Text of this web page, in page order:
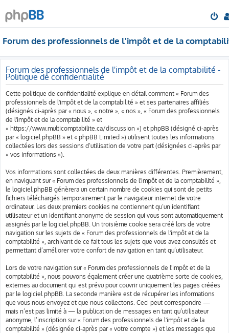
Forum des professionnels de l'impôt et de la
Forum des professionnels de l'impôt et de la comptabilité -
Politique de confidentialité
Cette politique de confidentialité explique en détail comment « Forum des
professionnels de l'impôt et de la comptabilité » et ses partenaires affiliés
(désignés ci-après par « nous », « notre », « nos », « Forum des professionnels
de l'impôt et de la comptabilité » et
« https://www.multicomptabilite.ca/discussion ») et phpBB (désigné ci-après
par « logiciel phpBB » et « phpBB Limited ») utilisent toutes les informations
collectées lors des sessions d’utilisation de votre part (désignées ci-après par
« vos informations »).
Vos informations sont collectées de deux manières différentes. Premièrement,
en naviguant sur « Forum des professionnels de l'impôt et de la comptabilité »,
le logiciel phpBB génèrera un certain nombre de cookies qui sont de petits
fichiers téléchargés temporairement par le navigateur internet de votre
ordinateur. Les deux premiers cookies ne contiennent qu’un identifiant
utilisateur et un identifiant anonyme de session qui vous sont automatiquement
assignés par le logiciel phpBB. Un troisième cookie sera créé lors de votre
navigation sur les sujets de « Forum des professionnels de l'impôt et de la
comptabilité », archivant de ce fait tous les sujets que vous avez consultés et
permettant d’améliorer votre confort de navigation en tant qu’utilisateur.
Lors de votre navigation sur « Forum des professionnels de l'impôt et de la
comptabilité », nous pouvons également créer une quatrième sorte de cookies,
externes au document qui est prévu pour couvrir uniquement les pages créées
par le logiciel phpBB. La seconde manière est de récupérer les informations
que vous nous envoyez et que nous collectons. Ceci peut correspondre —
mais n’est pas limité à — la publication de messages en tant qu’utilisateur
anonyme, l’inscription sur « Forum des professionnels de l'impôt et de la
comptabilité » (désignée ci-après par « votre compte ») et les messages que